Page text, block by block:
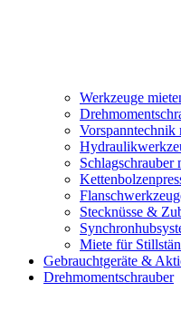
Werkzeuge
Vorspanntechnik
Schlagschrauber
Stecknüsse &
Miete für
Gebrauchtgeräte &
Drehmomentschrauber